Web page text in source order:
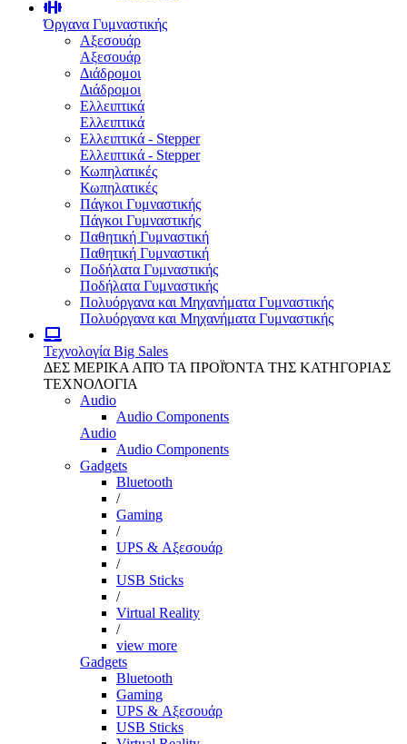
Όργανα Γυμναστικής
Αξεσουάρ
Αξεσουάρ
Διάδρομοι
Διάδρομοι
Ελλειπτικά
Ελλειπτικά
Ελλειπτικά - Stepper
Ελλειπτικά - Stepper
Κωπηλατικές
Κωπηλατικές
Πάγκοι Γυμναστικής
Πάγκοι Γυμναστικής
Παθητική Γυμναστική
Παθητική Γυμναστική
Ποδήλατα Γυμναστικής
Ποδήλατα Γυμναστικής
Πολυόργανα και Μηχανήματα Γυμναστικής
Πολυόργανα και Μηχανήματα Γυμναστικής
Τεχνολογία Big Sales
ΔΕΣ ΜΕΡΙΚΑ ΑΠΌ ΤΑ ΠΡΟΪΌΝΤΑ ΤΗΣ ΚΑΤΗΓΟΡΙΑΣ
ΤΕΧΝΟΛΟΓΙΑ
Audio
Audio Components
Audio
Audio Components
Gadgets
Bluetooth
/
Gaming
/
UPS & Αξεσουάρ
/
USB Sticks
/
Virtual Reality
/
view more
Gadgets
Bluetooth
Gaming
UPS & Αξεσουάρ
USB Sticks